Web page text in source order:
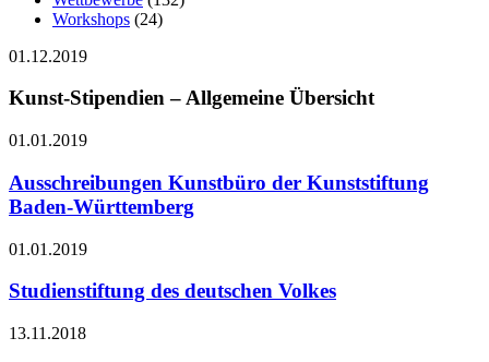
Workshops (24)
01.12.2019
Kunst-Stipendien – Allgemeine Übersicht
01.01.2019
Ausschreibungen Kunstbüro der Kunststiftung
Baden-Württemberg
01.01.2019
Studienstiftung des deutschen Volkes
13.11.2018